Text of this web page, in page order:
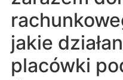
jakie
placówki